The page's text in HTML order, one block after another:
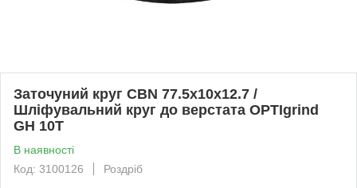
Заточуний круг CBN 77.5x10x12.7 /
Шліфувальний круг до верстата OPTIgrind
GH 10T
В наявності
Код: 3100126
Роздріб